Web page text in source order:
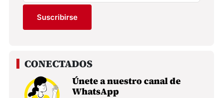
Suscribirse
Únete a nuestro canal de
WhatsApp